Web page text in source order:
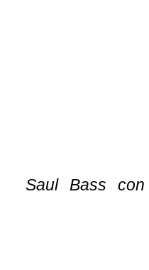
Saul Bass